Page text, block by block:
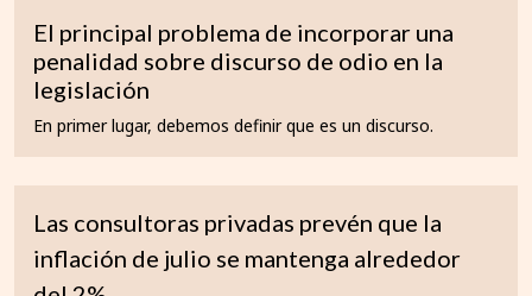
El principal problema de incorporar una
penalidad sobre discurso de odio en la
legislación
En primer lugar, debemos definir que es un discurso.
Las consultoras privadas prevén que la
inflación de julio se mantenga alrededor